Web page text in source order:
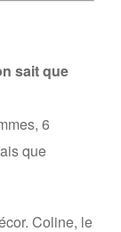
sait que
6
que
Coline, le